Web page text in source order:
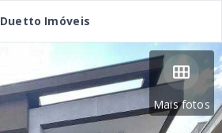
Duetto Imóveis
Mais fotos